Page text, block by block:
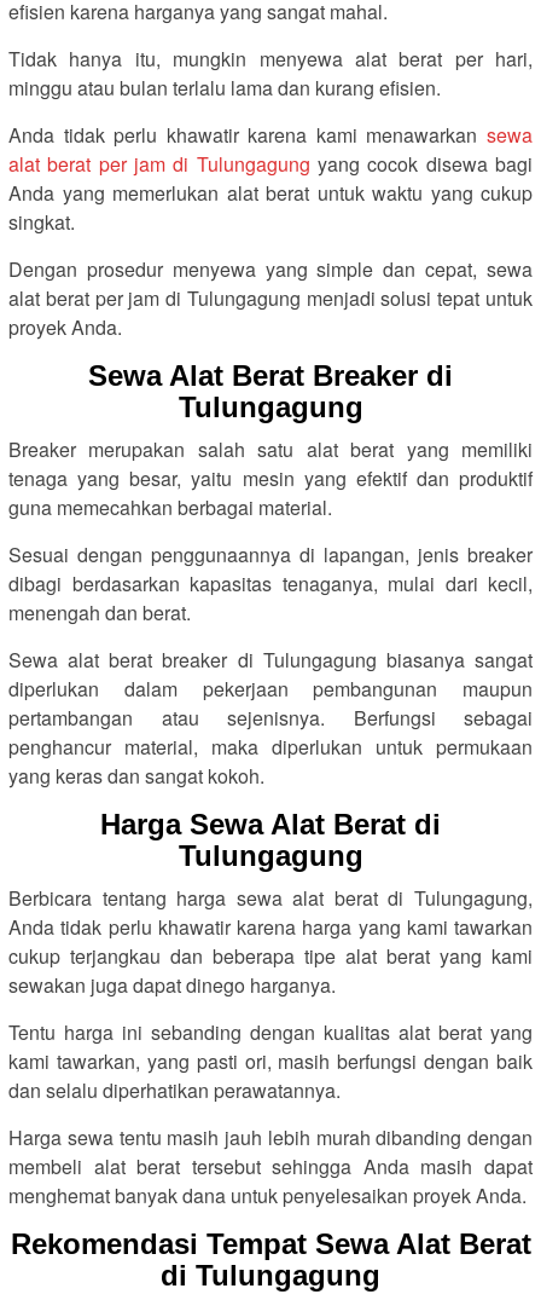
efisien karena harganya yang sangat mahal.
Tidak hanya itu, mungkin menyewa alat berat per hari,
minggu atau bulan terlalu lama dan kurang efisien.
Anda tidak perlu khawatir karena kami menawarkan sewa
alat berat per jam di Tulungagung yang cocok disewa bagi
Anda yang memerlukan alat berat untuk waktu yang cukup
singkat.
Dengan prosedur menyewa yang simple dan cepat, sewa
alat berat per jam di Tulungagung menjadi solusi tepat untuk
proyek Anda.
Sewa Alat Berat Breaker di
Tulungagung
Breaker merupakan salah satu alat berat yang memiliki
tenaga yang besar, yaitu mesin yang efektif dan produktif
guna memecahkan berbagai material.
Sesuai dengan penggunaannya di lapangan, jenis breaker
dibagi berdasarkan kapasitas tenaganya, mulai dari kecil,
menengah dan berat.
Sewa alat berat breaker di Tulungagung biasanya sangat
diperlukan dalam pekerjaan pembangunan maupun
pertambangan atau sejenisnya. Berfungsi sebagai
penghancur material, maka diperlukan untuk permukaan
yang keras dan sangat kokoh.
Harga Sewa Alat Berat di
Tulungagung
Berbicara tentang harga sewa alat berat di Tulungagung,
Anda tidak perlu khawatir karena harga yang kami tawarkan
cukup terjangkau dan beberapa tipe alat berat yang kami
sewakan juga dapat dinego harganya.
Tentu harga ini sebanding dengan kualitas alat berat yang
kami tawarkan, yang pasti ori, masih berfungsi dengan baik
dan selalu diperhatikan perawatannya.
Harga sewa tentu masih jauh lebih murah dibanding dengan
membeli alat berat tersebut sehingga Anda masih dapat
menghemat banyak dana untuk penyelesaikan proyek Anda.
Rekomendasi Tempat Sewa Alat Berat
di Tulungagung